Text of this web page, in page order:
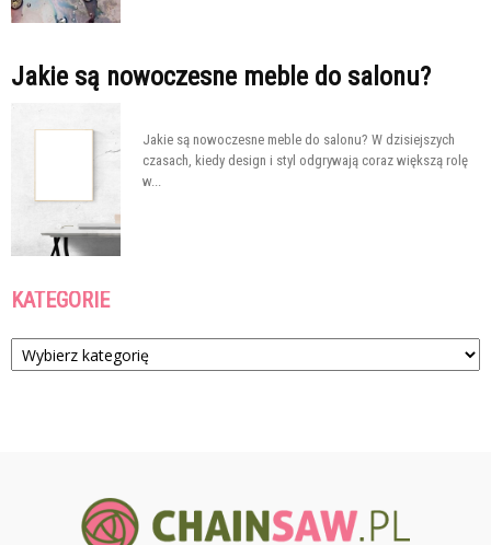
Jakie są nowoczesne meble do salonu?
Jakie są nowoczesne meble do salonu? W dzisiejszych
czasach, kiedy design i styl odgrywają coraz większą rolę
w...
KATEGORIE
Kategorie